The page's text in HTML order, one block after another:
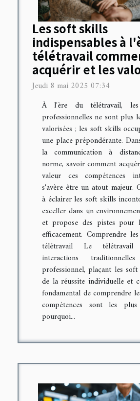
Les soft skills
indispensables à
télétravail
acquérir et les
Jeudi 8 mai 2025 07:34
À l'ère du télétravail, les
professionnelles ne sont plus
valorisées ; les soft skills
une place prépondérante.
la communication à
norme, savoir comment
valeur ces compétences
s'avère être un atout majeur.
à éclairer les soft skills
exceller dans un
et propose des pistes pour
efficacement. Comprendre
télétravail Le
interactions
professionnel, plaçant les
de la réussite individuelle et
fondamental de comprendre
compétences sont les
pourquoi...